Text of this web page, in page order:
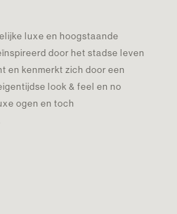
luxe en hoogstaande
door het stadse leven
en kenmerkt zich door een
look & feel en no
ogen en toch